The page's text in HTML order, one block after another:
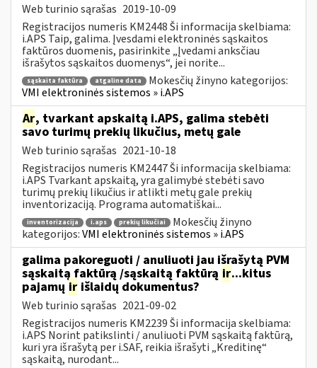
Web turinio sąrašas 2019-10-09
Registracijos numeris KM2448 Ši informacija skelbiama:
i.APS Taip, galima. Įvesdami elektroninės sąskaitos
faktūros duomenis, pasirinkite „Įvedami anksčiau
išrašytos sąskaitos duomenys“, jei norite...
sąskaita faktūra atgaline data
Mokesčių žinyno kategorijos:
VMI elektroninės sistemos » i.APS
Ar, tvarkant apskaitą i.APS, galima stebėti
savo turimų prekių likučius, metų gale
Web turinio sąrašas 2021-10-18
Registracijos numeris KM2447 Ši informacija skelbiama:
i.APS Tvarkant apskaitą, yra galimybė stebėti savo
turimų prekių likučius ir atlikti metų gale prekių
inventorizaciją. Programa automatiškai...
inventorizacija i.aps prekių likučiai
Mokesčių žinyno
kategorijos:VMI elektroninės sistemos » i.APS
galima pakoreguoti / anuliuoti jau išrašytą PVM
sąskaitą faktūrą /sąskaitą faktūrą ir...kitus
pajamų ir išlaidų dokumentus?
Web turinio sąrašas 2021-09-02
Registracijos numeris KM2239 Ši informacija skelbiama:
i.APS Norint patikslinti / anuliuoti PVM sąskaitą faktūrą,
kuri yra išrašytą per i.SAF, reikia išrašyti „Kreditinę“
sąskaitą, nurodant...